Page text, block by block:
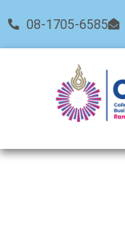
08-1705-6585